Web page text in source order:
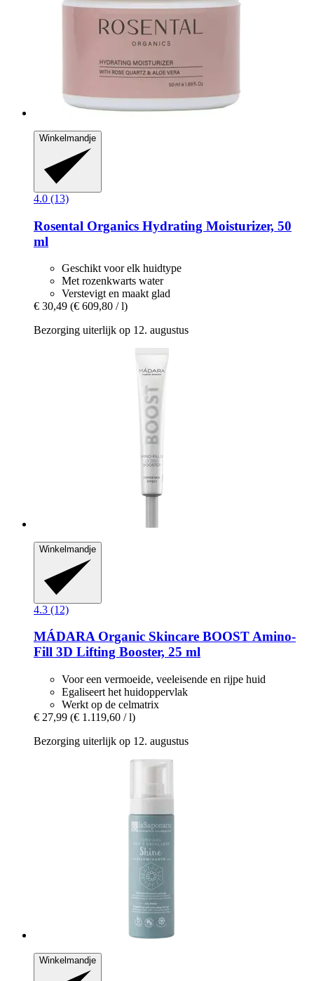
Winkelmandje
4.0 (13)
Rosental Organics Hydrating Moisturizer, 50
ml
Geschikt voor elk huidtype
Met rozenkwarts water
Verstevigt en maakt glad
€ 30,49 (€ 609,80 / l)
Bezorging uiterlijk op 12. augustus
Winkelmandje
4.3 (12)
MÁDARA Organic Skincare BOOST Amino-​
Fill 3D Lifting Booster, 25 ml
Voor een vermoeide, veeleisende en rijpe huid
Egaliseert het huidoppervlak
Werkt op de celmatrix
€ 27,99 (€ 1.119,60 / l)
Bezorging uiterlijk op 12. augustus
Winkelmandje